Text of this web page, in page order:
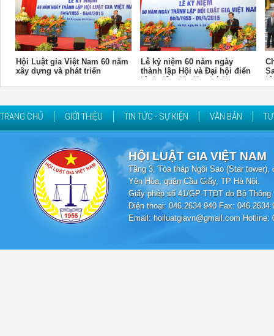
Hội Luật gia Việt Nam 60 năm
xây dựng và phát triển
Lễ kỷ niệm 60 năm ngày
thành lập Hội và Đại hội điển
hình tiên tiến lần thứ II
TRANG CHỦ GIỚI THIỆU TIN TỨC - SỰ KIỆN VĂN BẢN
HỘI LUẬT GIA VIỆT NAM
Tầng 3, Tòa tháp Ngôi Sao (Star
Yên Hòa, quận Cầu Giấy, TP Hà Nội.
Giấy phép số 41/GP-TTĐT do Bộ
Điện thoại: 046.2634.940 Fax:
Email: hoiluatgiavn@gmail.com Hotline: